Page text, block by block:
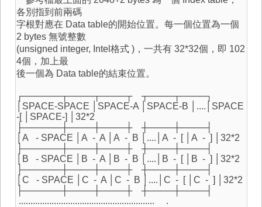
各別指到前兩碼
字根對應在 Data table的開始位置。每一個位置為一個
2 bytes 無號整數
(unsigned integer, Intel格式 )，一共有 32*32個，即 102
4個，加上最
後一個為 Data table的結束位置。
┌──────┬────┬────┬ ┬────┬────┐
│SPACE-SPACE │SPACE-A │SPACE-B │....│SPACE
-[ │SPACE-] │32*2
├──────┼────┼────┼ ┼────┼────┤
│A - SPACE │A - A │A - B │....│A - [ │A - ] │32*2
├──────┼────┼────┼ ┼────┼────┤
│B - SPACE │B - A │B - B │....│B - [ │B - ] │32*2
├──────┼────┼────┼ ┼────┼────┤
│C - SPACE │C - A │C - B │....│C - [ │C - ] │32*2
├──────┼────┼────┼ ┼────┼────┤
.......................................................... .